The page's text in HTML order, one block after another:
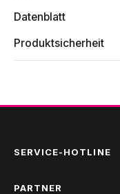
Datenblatt
Produktsicherheit
SERVICE-HOTLINE
PARTNER